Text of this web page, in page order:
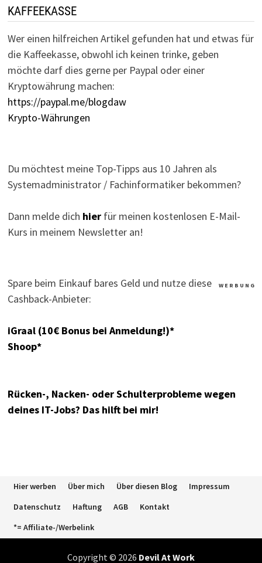
KAFFEEKASSE
Wer einen hilfreichen Artikel gefunden hat und etwas für
die Kaffeekasse, obwohl ich keinen trinke, geben
möchte darf dies gerne per Paypal oder einer
Kryptowährung machen:
https://paypal.me/blogdaw
Krypto-Währungen
Du möchtest meine Top-Tipps aus 10 Jahren als
Systemadministrator / Fachinformatiker bekommen?
Dann melde dich hierfür meinen kostenlosen E-Mail-
Kurs in meinem Newsletter an!
W E R B U N G
Spare beim Einkauf bares Geld und nutze diese
Cashback-Anbieter:
iGraal (10€ Bonus bei Anmeldung!)*
Shoop*
Rücken-, Nacken- oder Schulterprobleme wegen
deines IT-Jobs? Das hilft bei mir!
Hier werben Über mich Über diesen Blog
Impressum
Datenschutz
Haftung AGB
Kontakt
*= Affiliate-/Werbelink
Copyright © 2026 Devil At Work